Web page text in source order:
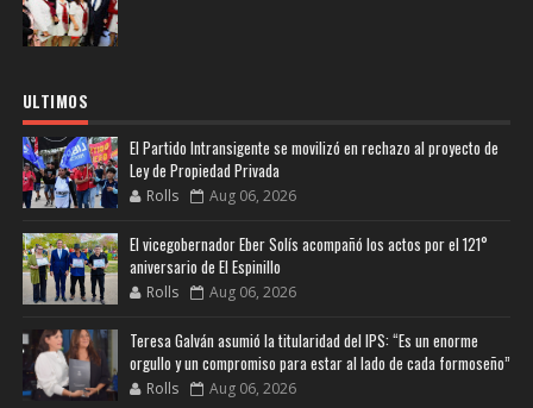
ULTIMOS
El Partido Intransigente se movilizó en rechazo al proyecto de
Ley de Propiedad Privada
Rolls Aug 06, 2026
El vicegobernador Eber Solís acompañó los actos por el 121°
aniversario de El Espinillo
Rolls Aug 06, 2026
Teresa Galván asumió la titularidad del IPS: “Es un enorme
orgullo y un compromiso para estar al lado de cada formoseño”
Rolls Aug 06, 2026